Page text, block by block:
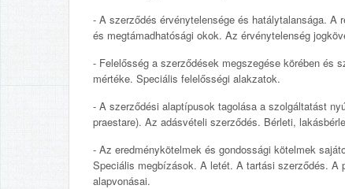
- A szerződés érvénytelensége és hatálytalansága.
és megtámadhatósági okok. Az érvénytelenség
- Felelősség a szerződések megszegése körében és
mértéke. Speciális felelősségi alakzatok.
- A szerződési alaptípusok tagolása a szolgáltatást
praestare). Az adásvételi szerződés. Bérleti,
- Az eredménykötelmek és gondossági kötelmek
Speciális megbízások. A letét. A tartási szerződés.
alapvonásai.